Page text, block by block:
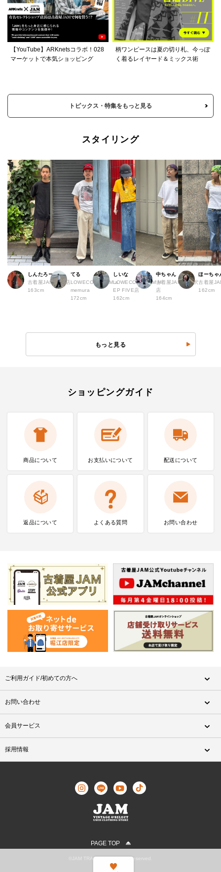
【YouTube】ARKnetsコラボ！028
マーケットで本気ショッピング
柄ワンピースは夏の切り札、今っぽ
く着るレイヤード＆ミックス術
トピックス・特集をもっと見る
スタイリング
しんたろー
古着屋JAM 仙台店
163cm
てる
LOWECO by JAM a
memura
172cm
しいな
LOWECO by JAM H
EP FIVE店
162cm
中ちゃん
古着屋JAM 下北沢
店
164cm
ほーちゃ
古着屋
162cm
もっと見る
ショッピングガイド
商品について お支払いについて 配送について
返品について よくある質問 お問い合わせ
ご利用ガイド/初めての方へ
お問い合わせ
会員サービス
採用情報
PAGE TOP
©JAM TRADING All Rights Reserved.